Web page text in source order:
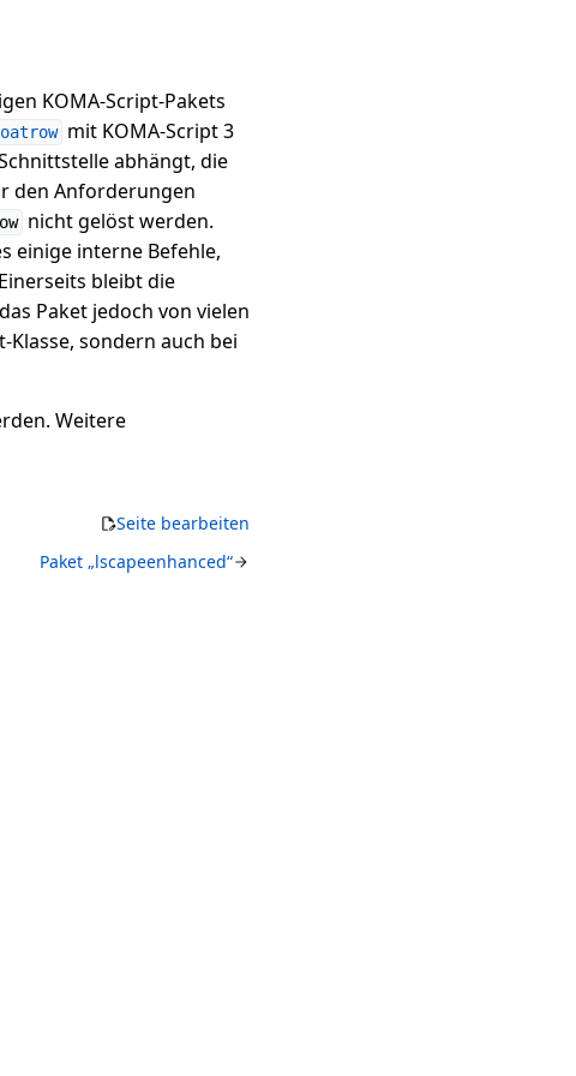
KOMA-Script-Pakets
mit KOMA-Script 3
abhängt, die
den Anforderungen
nicht gelöst werden.
einige interne Befehle,
bleibt die
Paket jedoch von vielen
sondern auch bei
Weitere
Seite bearbeiten
Paket „lscapeenhanced“